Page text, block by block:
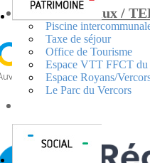
Piscine
Taxe de séjour
Office de Tourisme
Espace VTT FFCT du
Espace Royans/
Le Parc du Vercors
Cars Régionaux /